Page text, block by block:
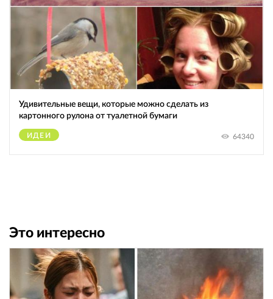
Удивительные вещи, которые можно сделать из
картонного рулона от туалетной бумаги
ИДЕИ 64340
Это интересно